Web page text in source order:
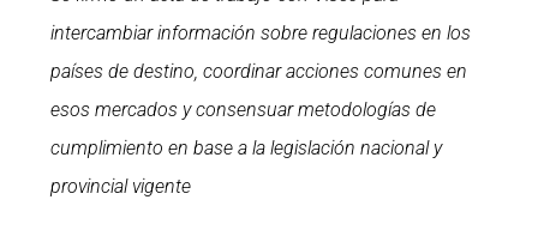
intercambiar información sobre regulaciones en los
países de destino, coordinar acciones comunes en
esos mercados y consensuar metodologías de
cumplimiento en base a la legislación nacional y
provincial vigente